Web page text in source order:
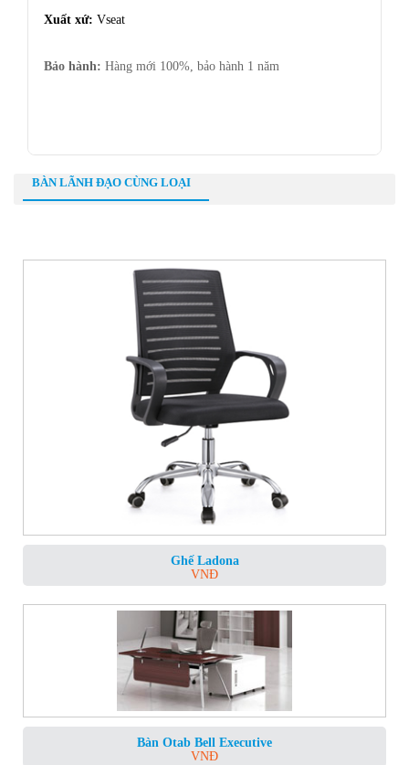
Xuất xứ: Vseat
Bảo hành: Hàng mới 100%, bảo hành 1 năm
BÀN LÃNH ĐẠO CÙNG LOẠI
Ghế Ladona
VNĐ
Bàn Otab Bell Executive
VNĐ